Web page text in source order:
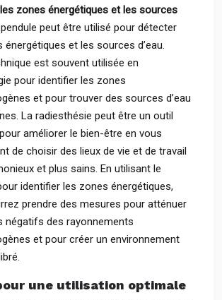
zones énergétiques et les sources
peut être utilisé pour détecter
énergétiques et les sources d’eau.
est souvent utilisée en
pour identifier les zones
et pour trouver des sources d’eau
La radiesthésie peut être un outil
améliorer le bien-être en vous
de choisir des lieux de vie et de travail
et plus sains. En utilisant le
identifier les zones énergétiques,
prendre des mesures pour atténuer
négatifs des rayonnements
et pour créer un environnement
une utilisation optimale